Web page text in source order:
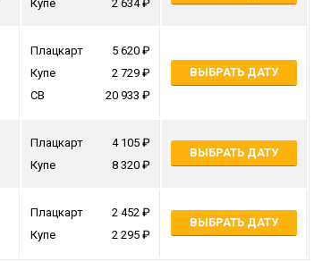
Купе
2 634
Плацкарт
5 620
Купе
2 729
СВ
20 933
ВЫБРАТЬ ДАТУ
Плацкарт
4 105
Купе
8 320
ВЫБРАТЬ ДАТУ
Плацкарт
2 452
Купе
2 295
ВЫБРАТЬ ДАТУ